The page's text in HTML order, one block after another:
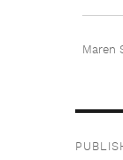
Maren